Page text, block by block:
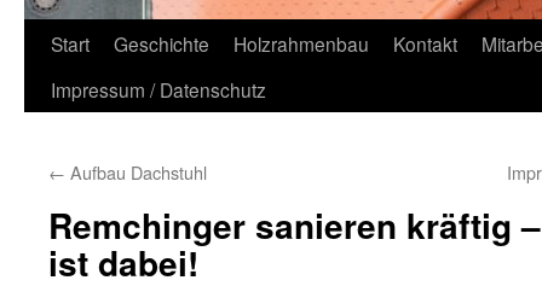
Start Geschichte Holzrahmenbau Kontakt
Impressum / Datenschutz
← Aufbau Dachstuhl
Remchinger sanieren kräftig
ist dabei!